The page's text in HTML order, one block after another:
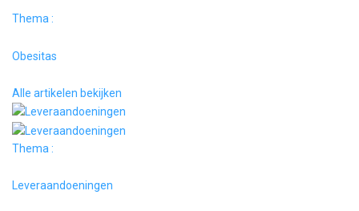
Thema :
Obesitas
Alle artikelen bekijken
Thema :
Leveraandoeningen